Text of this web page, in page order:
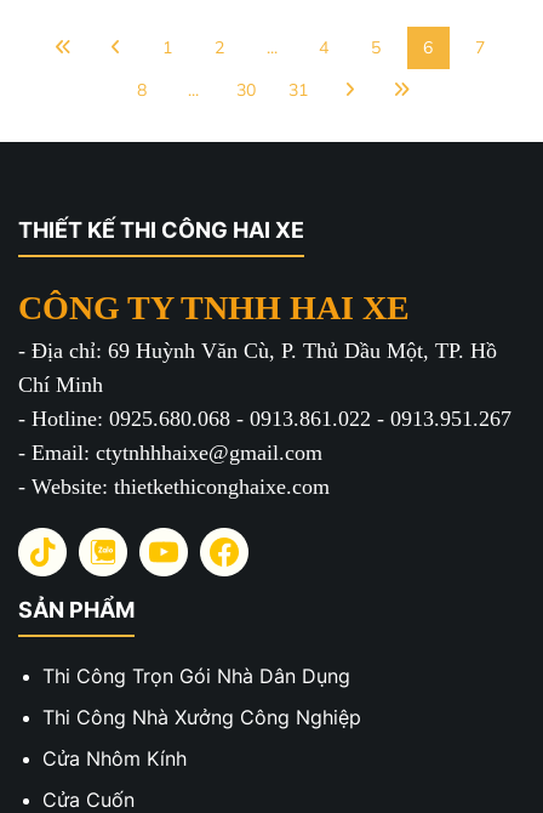
1 2 ... 4 5 6
7
8
... 30 31
THIẾT KẾ THI CÔNG HAI XE
CÔNG TY TNHH HAI XE
- Địa chỉ: 69 Huỳnh Văn Cù, P. Thủ Dầu Một, TP. Hồ
Chí Minh
- Hotline: 0925.680.068 - 0913.861.022 - 0913.951.267
- Email: ctytnhhhaixe@gmail.com
- Website: thietkethiconghaixe.com
SẢN PHẨM
Thi Công Trọn Gói Nhà Dân Dụng
Thi Công Nhà Xưởng Công Nghiệp
Cửa Nhôm Kính
Cửa Cuốn